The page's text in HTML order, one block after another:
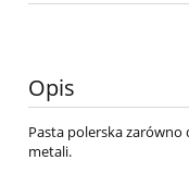
Opis
Pasta polerska
metali.